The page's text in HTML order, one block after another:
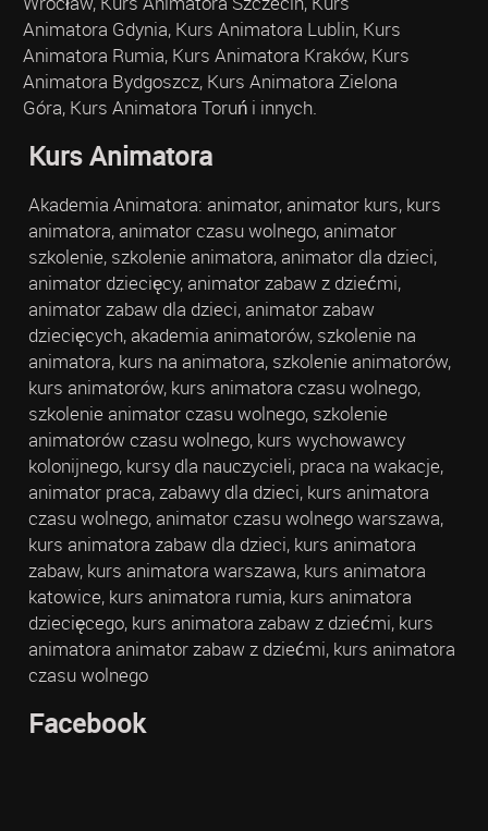
Animatora Gdynia, Kurs Animatora Lublin, Kurs
Animatora Rumia, Kurs Animatora Kraków, Kurs
Animatora Bydgoszcz, Kurs Animatora Zielona
Góra, Kurs Animatora Toruń i innych.
Kurs Animatora
Akademia Animatora: animator, animator kurs, kurs
animatora, animator czasu wolnego, animator
szkolenie, szkolenie animatora, animator dla dzieci,
animator dziecięcy, animator zabaw z dziećmi,
animator zabaw dla dzieci, animator zabaw
dziecięcych, akademia animatorów, szkolenie na
animatora, kurs na animatora, szkolenie animatorów,
kurs animatorów, kurs animatora czasu wolnego,
szkolenie animator czasu wolnego, szkolenie
animatorów czasu wolnego, kurs wychowawcy
kolonijnego, kursy dla nauczycieli, praca na wakacje,
animator praca, zabawy dla dzieci, kurs animatora
czasu wolnego, animator czasu wolnego warszawa,
kurs animatora zabaw dla dzieci, kurs animatora
zabaw, kurs animatora warszawa, kurs animatora
katowice, kurs animatora rumia, kurs animatora
dziecięcego, kurs animatora zabaw z dziećmi, kurs
animatora animator zabaw z dziećmi, kurs animatora
czasu wolnego
Facebook